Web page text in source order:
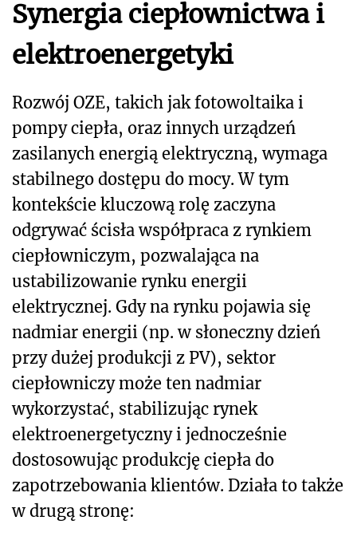
Synergia ciepłownictwa i
elektroenergetyki
Rozwój OZE, takich jak fotowoltaika i
pompy ciepła, oraz innych urządzeń
zasilanych energią elektryczną, wymaga
stabilnego dostępu do mocy. W tym
kontekście kluczową rolę zaczyna
odgrywać ścisła współpraca z rynkiem
ciepłowniczym, pozwalająca na
ustabilizowanie rynku energii
elektrycznej. Gdy na rynku pojawia się
nadmiar energii (np. w słoneczny dzień
przy dużej produkcji z PV), sektor
ciepłowniczy może ten nadmiar
wykorzystać, stabilizując rynek
elektroenergetyczny i jednocześnie
dostosowując produkcję ciepła do
zapotrzebowania klientów. Działa to także
w drugą stronę: